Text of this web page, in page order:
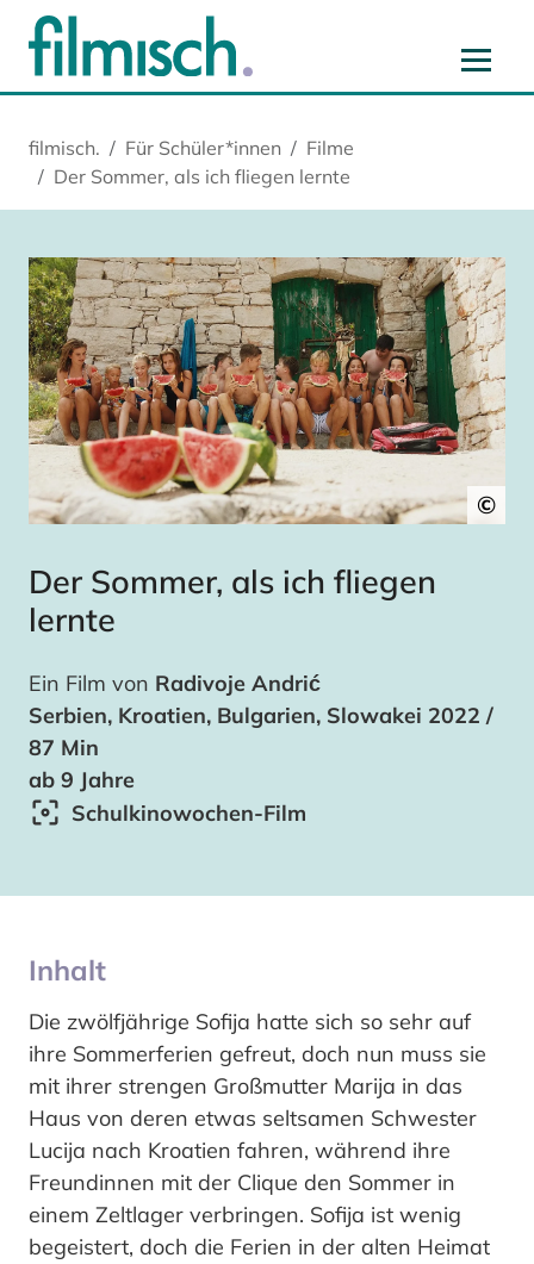
Hauptinhalt springen
Hauptnavigation springen
Cookie-Einstellungen springen
Startseite springen
filmisch. Für Schüler*innen
Filme
Der Sommer, als ich fliegen lernte
©
Der Sommer, als ich fliegen
lernte
Ein Film von Radivoje Andrić
Serbien, Kroatien, Bulgarien, Slowakei 2022 /
87 Min
ab 9 Jahre
Schulkinowochen-Film
Inhalt
Die zwölfjährige Sofija hatte sich so sehr auf
ihre Sommerferien gefreut, doch nun muss sie
mit ihrer strengen Großmutter Marija in das
Haus von deren etwas seltsamen Schwester
Lucija nach Kroatien fahren, während ihre
Freundinnen mit der Clique den Sommer in
einem Zeltlager verbringen. Sofija ist wenig
begeistert, doch die Ferien in der alten Heimat